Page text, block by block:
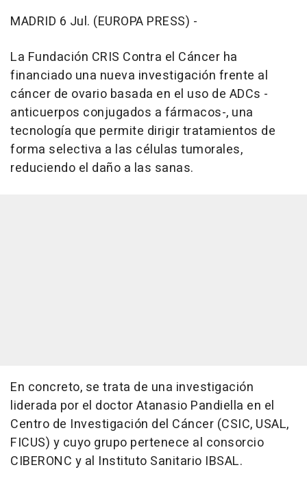
MADRID 6 Jul. (EUROPA PRESS) -
La Fundación CRIS Contra el Cáncer ha
financiado una nueva investigación frente al
cáncer de ovario basada en el uso de ADCs -
anticuerpos conjugados a fármacos-, una
tecnología que permite dirigir tratamientos de
forma selectiva a las células tumorales,
reduciendo el daño a las sanas.
En concreto, se trata de una investigación
liderada por el doctor Atanasio Pandiella en el
Centro de Investigación del Cáncer (CSIC, USAL,
FICUS) y cuyo grupo pertenece al consorcio
CIBERONC y al Instituto Sanitario IBSAL.